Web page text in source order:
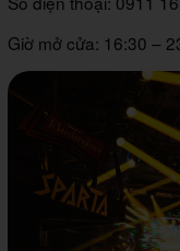
Giờ mở cửa: 16:30 –